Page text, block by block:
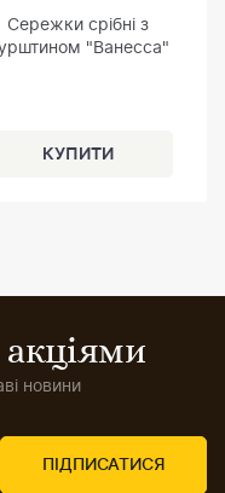
Сережки срібні з
"Ванесса"
акціями
новини